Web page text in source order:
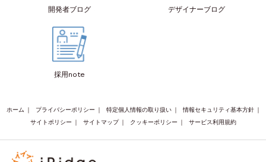
開発者ブログ デザイナーブログ
採用note
ホーム ｜ プライバシーポリシー ｜ 特定個人情報の取り扱い ｜ 情報セキュリティ基本方針 ｜
サイトポリシー
｜ サイトマップ ｜ クッキーポリシー ｜ サービス利用規約